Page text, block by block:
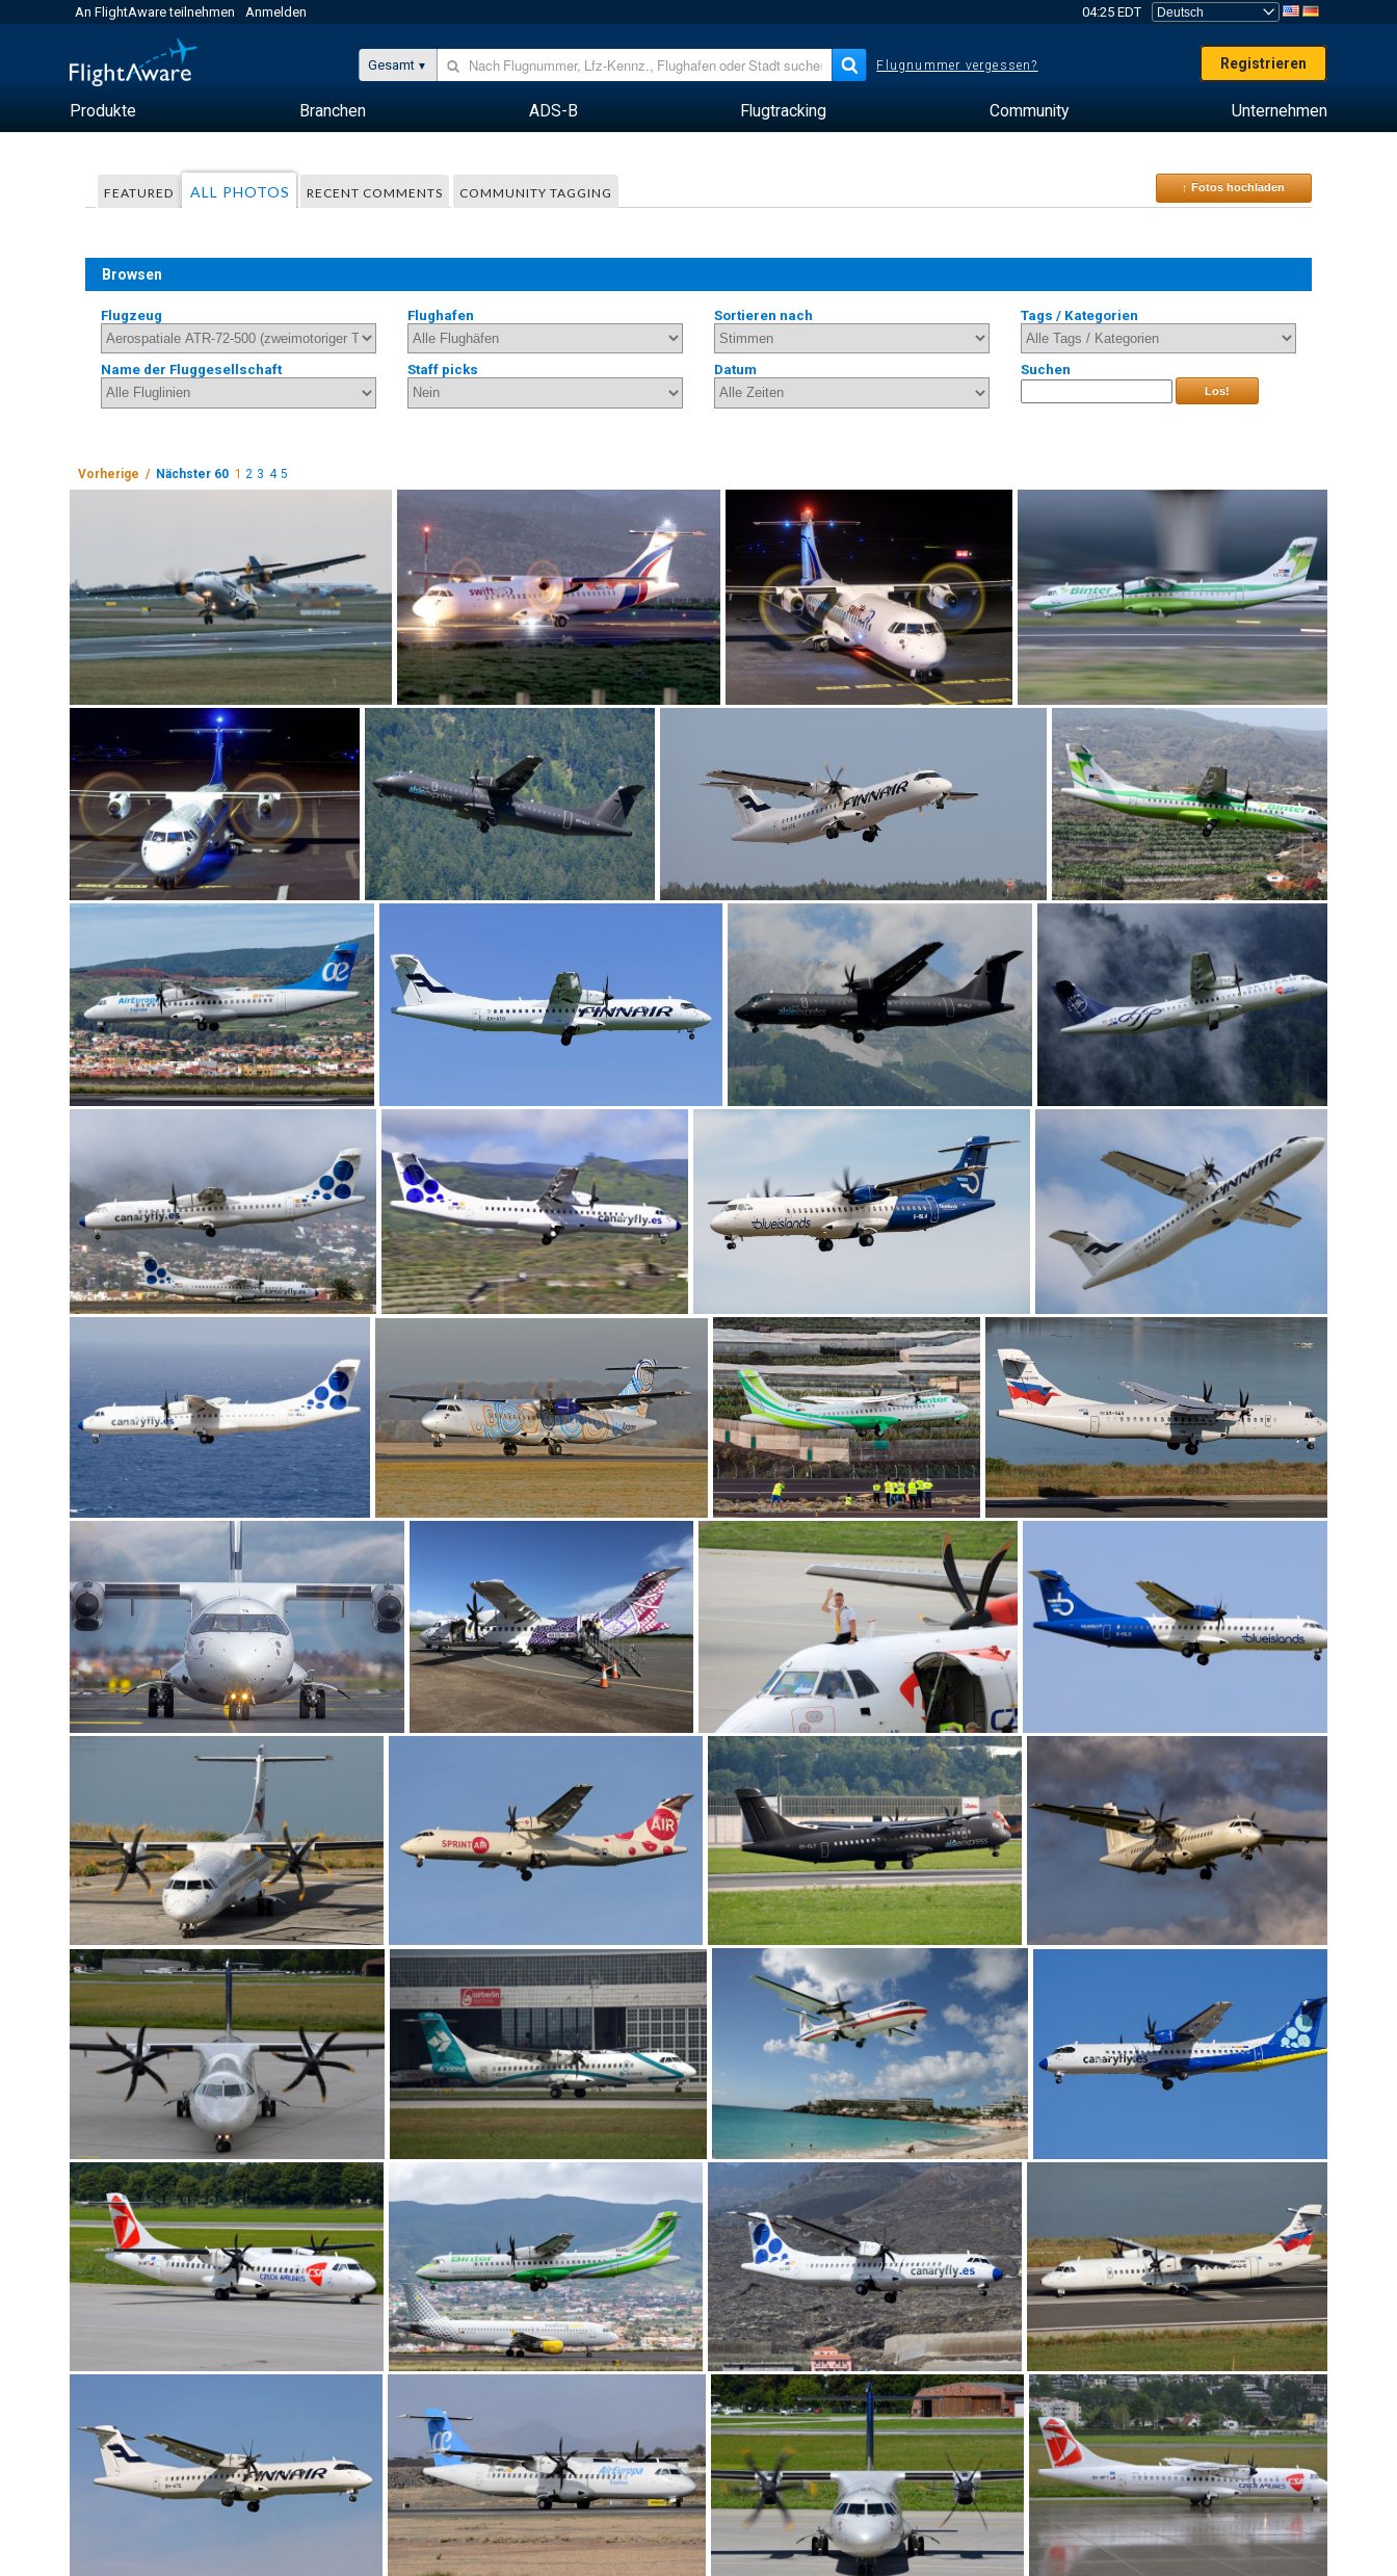
An FlightAware teilnehmen Anmelden 04:25 EDT
Gesamt Flugnummer vergessen? Registrieren
Produkte Branchen ADS-B Flugtracking Community Unternehmen
FEATURED ALL PHOTOS RECENT COMMENTS COMMUNITY TAGGING ↑ Fotos hochladen
Browsen
Flugzeug Flughafen Sortieren nach Tags / Kategorien
Name der Fluggesellschaft Staff picks Datum Suchen
Los!
Vorherige / Nächster 60 1 2 3 4 5